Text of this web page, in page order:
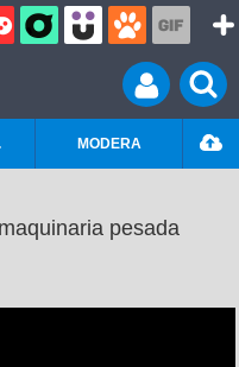
MODERA
pesada